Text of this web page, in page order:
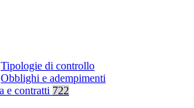
Tipologie di controllo
Obblighi e adempimenti
e contratti 722